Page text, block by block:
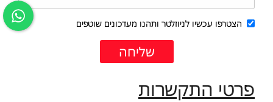
הצטרפו עכשיו לניוזלטר ותהנו מעדכונים שוטפים
פרטי התקשרות